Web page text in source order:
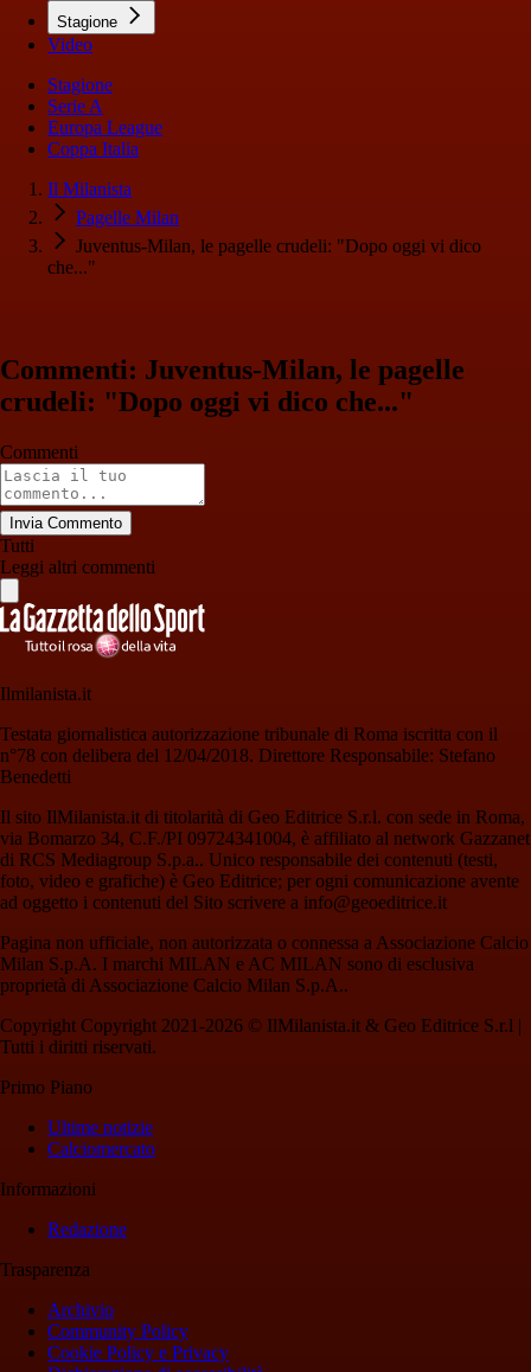
Stagione
Video
Stagione
Serie A
Europa League
Coppa Italia
Il Milanista
Pagelle Milan
Juventus-Milan, le pagelle crudeli: "Dopo oggi vi dico
che..."
Commenti: Juventus-Milan, le pagelle
crudeli: "Dopo oggi vi dico che..."
Commenti
Invia Commento
Tutti
Leggi altri commenti
Ilmilanista.it
Testata giornalistica autorizzazione tribunale di Roma iscritta con il
n°78 con delibera del 12/04/2018. Direttore Responsabile: Stefano
Benedetti
Il sito IlMilanista.it di titolarità di Geo Editrice S.r.l. con sede in Roma,
via Bomarzo 34, C.F./PI 09724341004, è affiliato al network Gazzanet
di RCS Mediagroup S.p.a.. Unico responsabile dei contenuti (testi,
foto, video e grafiche) è Geo Editrice; per ogni comunicazione avente
ad oggetto i contenuti del Sito scrivere a info@geoeditrice.it
Pagina non ufficiale, non autorizzata o connessa a Associazione Calcio
Milan S.p.A. I marchi MILAN e AC MILAN sono di esclusiva
proprietà di Associazione Calcio Milan S.p.A..
Copyright Copyright 2021-2026 © IlMilanista.it & Geo Editrice S.r.l |
Tutti i diritti riservati.
Primo Piano
Ultime notizie
Calciomercato
Informazioni
Redazione
Trasparenza
Archivio
Community Policy
Cookie Policy e Privacy